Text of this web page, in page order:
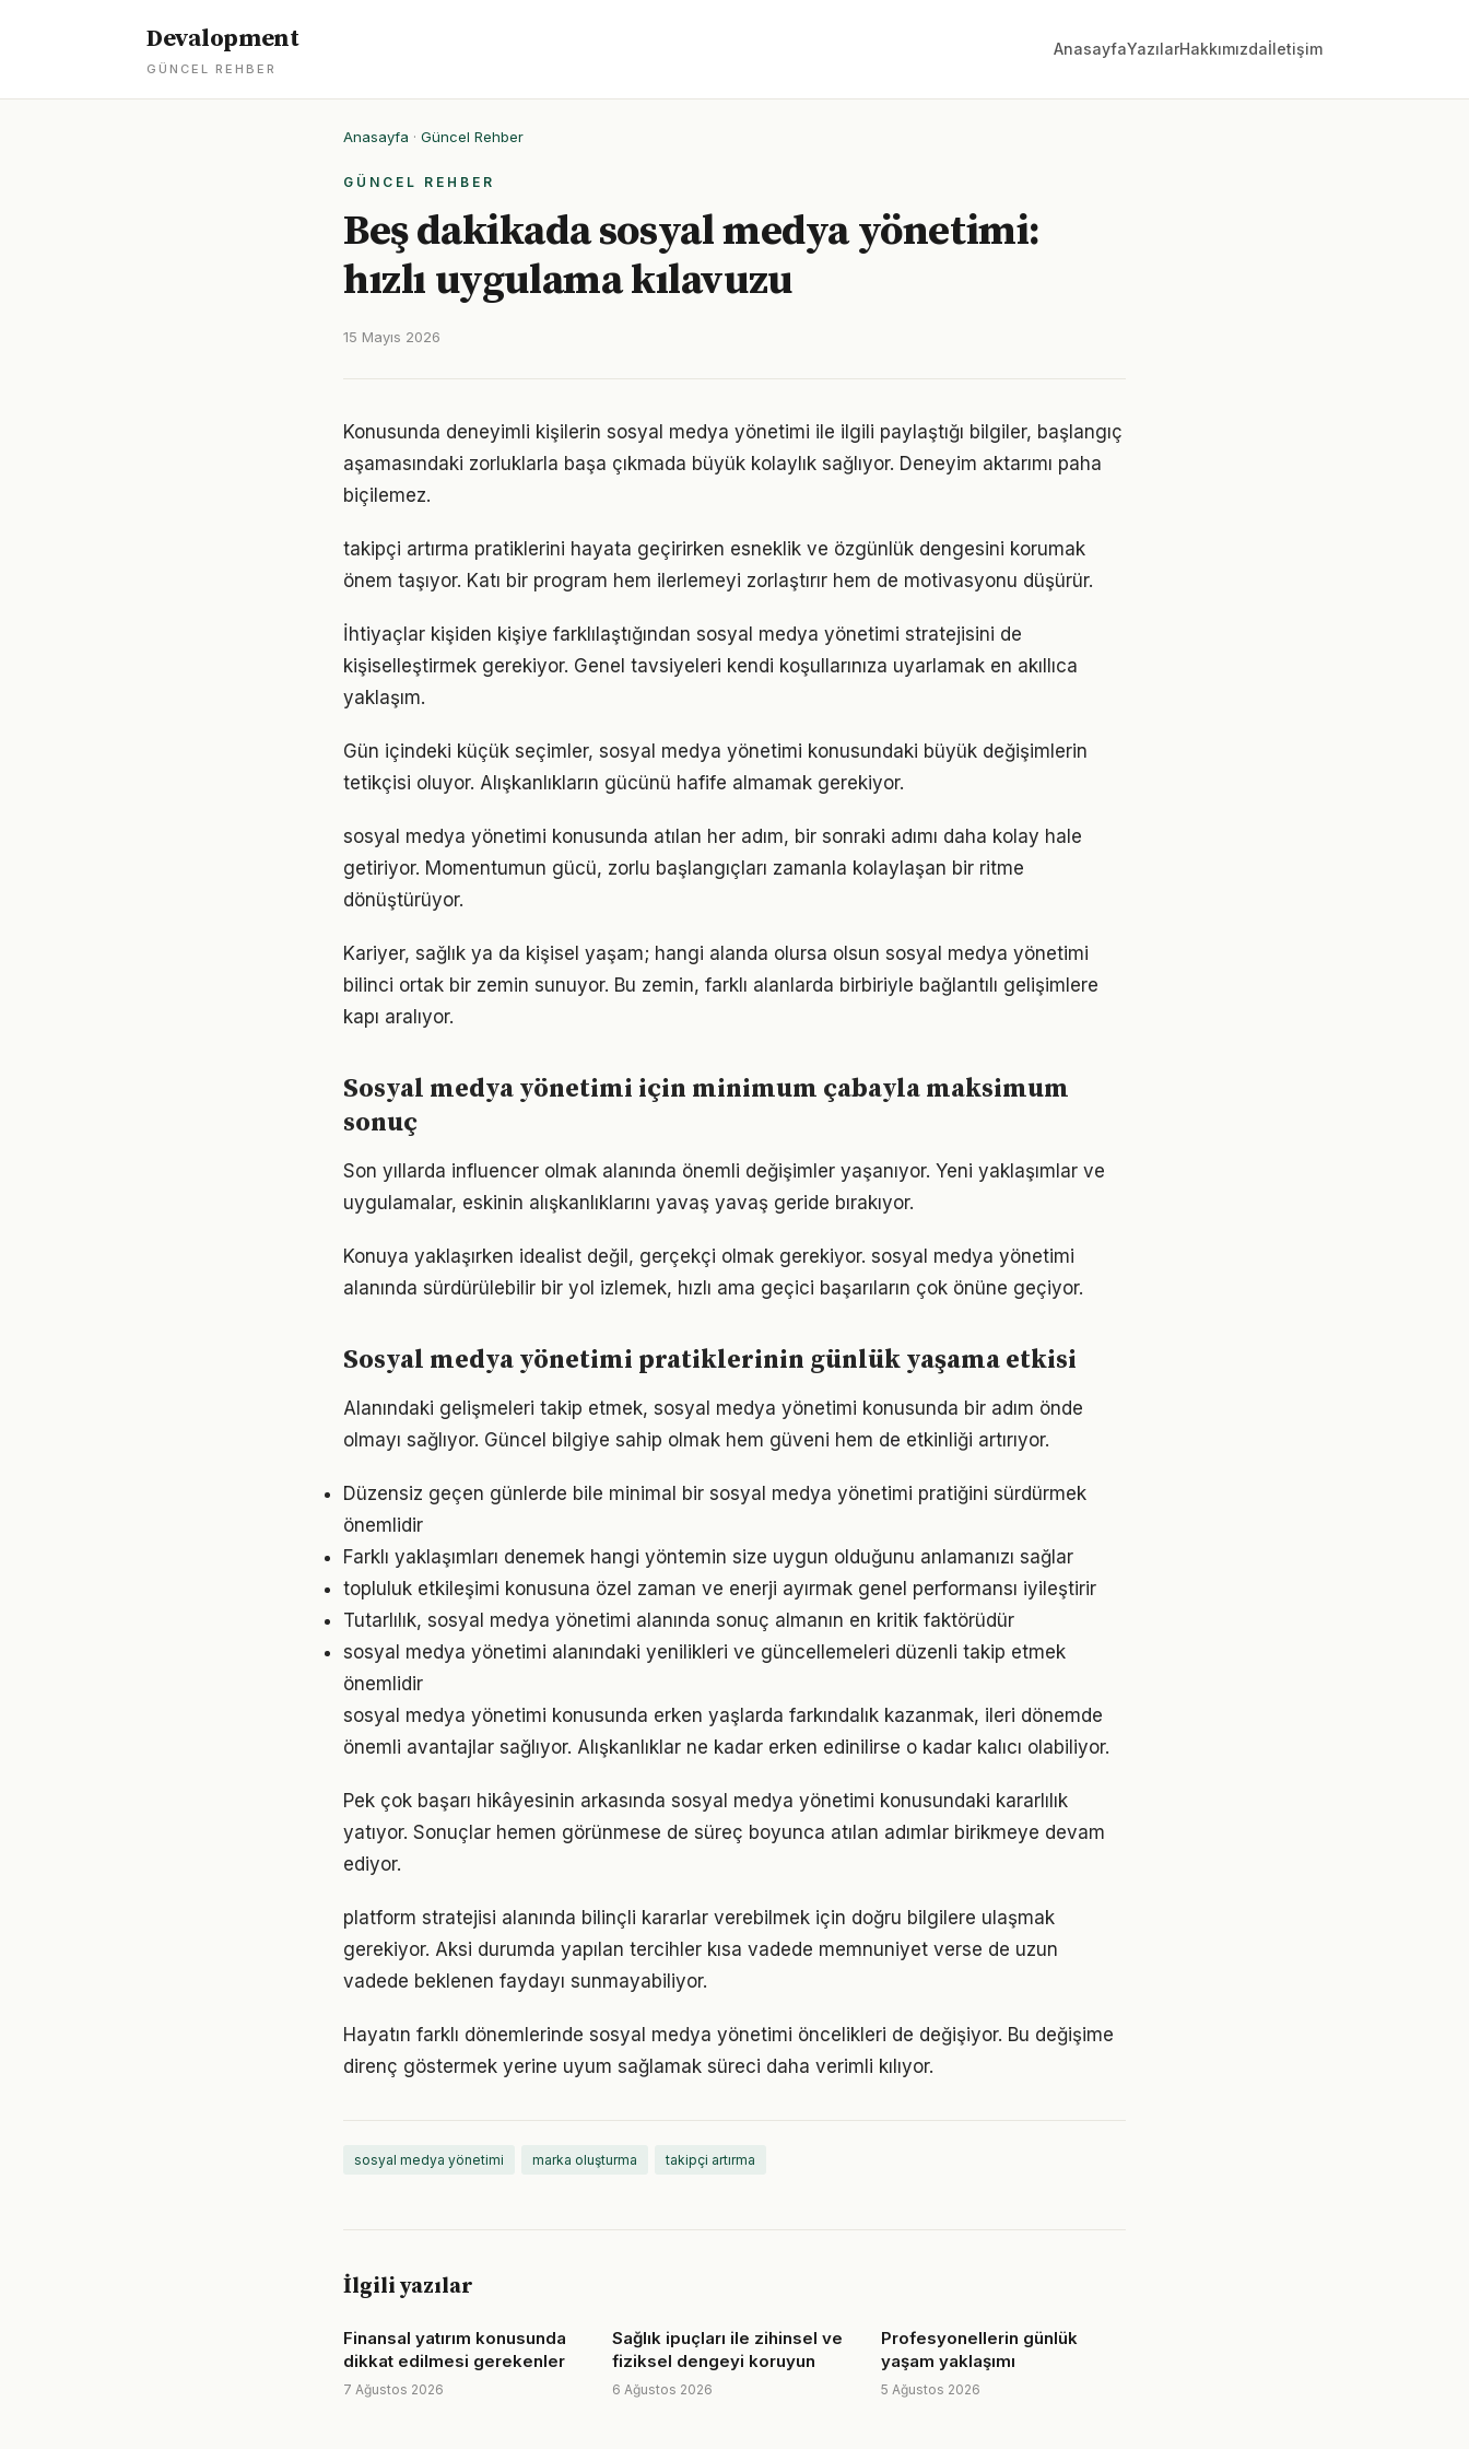
Devalopment
GÜNCEL REHBER
AnasayfaYazılarHakkımızdaİletişim
Anasayfa · Güncel Rehber
GÜNCEL REHBER
Beş dakikada sosyal medya yönetimi:
hızlı uygulama kılavuzu
15 Mayıs 2026
Konusunda deneyimli kişilerin sosyal medya yönetimi ile ilgili paylaştığı bilgiler, başlangıç
aşamasındaki zorluklarla başa çıkmada büyük kolaylık sağlıyor. Deneyim aktarımı paha
biçilemez.
takipçi artırma pratiklerini hayata geçirirken esneklik ve özgünlük dengesini korumak
önem taşıyor. Katı bir program hem ilerlemeyi zorlaştırır hem de motivasyonu düşürür.
İhtiyaçlar kişiden kişiye farklılaştığından sosyal medya yönetimi stratejisini de
kişiselleştirmek gerekiyor. Genel tavsiyeleri kendi koşullarınıza uyarlamak en akıllıca
yaklaşım.
Gün içindeki küçük seçimler, sosyal medya yönetimi konusundaki büyük değişimlerin
tetikçisi oluyor. Alışkanlıkların gücünü hafife almamak gerekiyor.
sosyal medya yönetimi konusunda atılan her adım, bir sonraki adımı daha kolay hale
getiriyor. Momentumun gücü, zorlu başlangıçları zamanla kolaylaşan bir ritme
dönüştürüyor.
Kariyer, sağlık ya da kişisel yaşam; hangi alanda olursa olsun sosyal medya yönetimi
bilinci ortak bir zemin sunuyor. Bu zemin, farklı alanlarda birbiriyle bağlantılı gelişimlere
kapı aralıyor.
Sosyal medya yönetimi için minimum çabayla maksimum
sonuç
Son yıllarda influencer olmak alanında önemli değişimler yaşanıyor. Yeni yaklaşımlar ve
uygulamalar, eskinin alışkanlıklarını yavaş yavaş geride bırakıyor.
Konuya yaklaşırken idealist değil, gerçekçi olmak gerekiyor. sosyal medya yönetimi
alanında sürdürülebilir bir yol izlemek, hızlı ama geçici başarıların çok önüne geçiyor.
Sosyal medya yönetimi pratiklerinin günlük yaşama etkisi
Alanındaki gelişmeleri takip etmek, sosyal medya yönetimi konusunda bir adım önde
olmayı sağlıyor. Güncel bilgiye sahip olmak hem güveni hem de etkinliği artırıyor.
Düzensiz geçen günlerde bile minimal bir sosyal medya yönetimi pratiğini sürdürmek
önemlidir
Farklı yaklaşımları denemek hangi yöntemin size uygun olduğunu anlamanızı sağlar
topluluk etkileşimi konusuna özel zaman ve enerji ayırmak genel performansı iyileştirir
Tutarlılık, sosyal medya yönetimi alanında sonuç almanın en kritik faktörüdür
sosyal medya yönetimi alanındaki yenilikleri ve güncellemeleri düzenli takip etmek
önemlidir
sosyal medya yönetimi konusunda erken yaşlarda farkındalık kazanmak, ileri dönemde
önemli avantajlar sağlıyor. Alışkanlıklar ne kadar erken edinilirse o kadar kalıcı olabiliyor.
Pek çok başarı hikâyesinin arkasında sosyal medya yönetimi konusundaki kararlılık
yatıyor. Sonuçlar hemen görünmese de süreç boyunca atılan adımlar birikmeye devam
ediyor.
platform stratejisi alanında bilinçli kararlar verebilmek için doğru bilgilere ulaşmak
gerekiyor. Aksi durumda yapılan tercihler kısa vadede memnuniyet verse de uzun
vadede beklenen faydayı sunmayabiliyor.
Hayatın farklı dönemlerinde sosyal medya yönetimi öncelikleri de değişiyor. Bu değişime
direnç göstermek yerine uyum sağlamak süreci daha verimli kılıyor.
sosyal medya yönetimi marka oluşturma takipçi artırma
İlgili yazılar
Finansal yatırım konusunda
dikkat edilmesi gerekenler
7 Ağustos 2026
Sağlık ipuçları ile zihinsel ve
fiziksel dengeyi koruyun
6 Ağustos 2026
Profesyonellerin günlük
yaşam yaklaşımı
5 Ağustos 2026